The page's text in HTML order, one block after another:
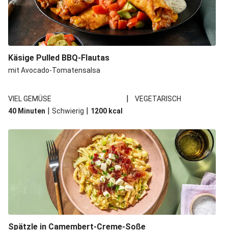
Käsige Pulled BBQ-Flautas
mit Avocado-Tomatensalsa
VIEL GEMÜSE |
VEGETARISCH
40 Minuten | Schwierig | 1200 kcal
Spätzle in Camembert-Creme-Soße